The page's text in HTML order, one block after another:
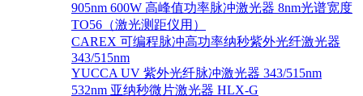
905nm 600W 高峰值功率脉冲激光器 8nm光谱宽度
TO56（激光测距仪用）
CAREX 可编程脉冲高功率纳秒紫外光纤激光器
343/515nm
YUCCA UV 紫外光纤脉冲激光器 343/515nm
532nm 亚纳秒微片激光器 HLX-G